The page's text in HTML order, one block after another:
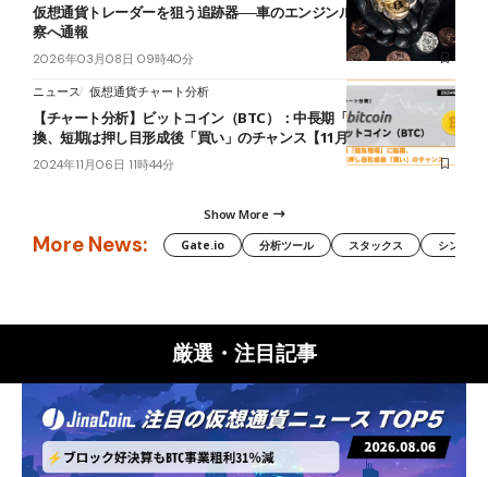
仮想通貨トレーダーを狙う追跡器──車のエンジンルームで発見、警
察へ通報
2026年03月08日 09時40分
ニュース 仮想通貨チャート分析
【チャート分析】ビットコイン（BTC）：中長期「強気相場」に転
換、短期は押し目形成後「買い」のチャンス【11月6日】
2024年11月06日 11時44分
Show More
More News: Gate.io 分析ツール スタックス シンボル
厳選・注目記事